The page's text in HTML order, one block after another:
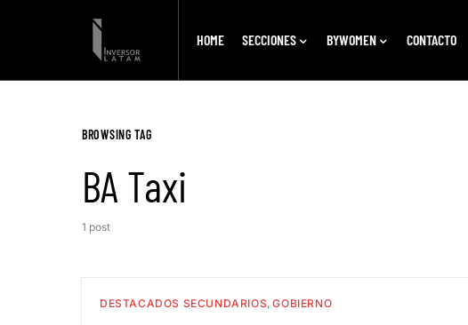
HOME SECCIONES BYWOMEN CONTACTO
BROWSING TAG
BA Taxi
1 post
DESTACADOS SECUNDARIOS GOBIERNO